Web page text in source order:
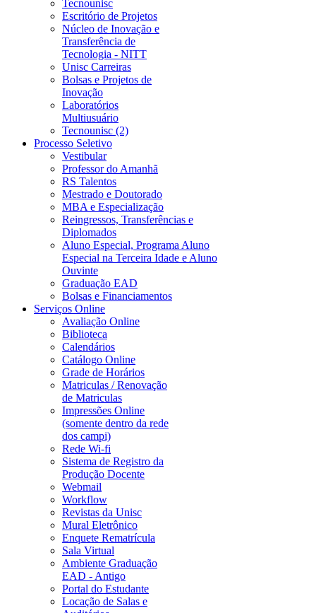
Tecnounisc
Escritório de Projetos
Núcleo de Inovação e
Transferência de
Tecnologia - NITT
Unisc Carreiras
Bolsas e Projetos de
Inovação
Laboratórios
Multiusuário
Tecnounisc (2)
Processo Seletivo
Vestibular
Professor do Amanhã
RS Talentos
Mestrado e Doutorado
MBA e Especialização
Reingressos, Transferências e
Diplomados
Aluno Especial, Programa Aluno
Especial na Terceira Idade e Aluno
Ouvinte
Graduação EAD
Bolsas e Financiamentos
Serviços Online
Avaliação Online
Biblioteca
Calendários
Catálogo Online
Grade de Horários
Matriculas / Renovação
de Matriculas
Impressões Online
(somente dentro da rede
dos campi)
Rede Wi-fi
Sistema de Registro da
Produção Docente
Webmail
Workflow
Revistas da Unisc
Mural Eletrônico
Enquete Rematrícula
Sala Virtual
Ambiente Graduação
EAD - Antigo
Portal do Estudante
Locação de Salas e